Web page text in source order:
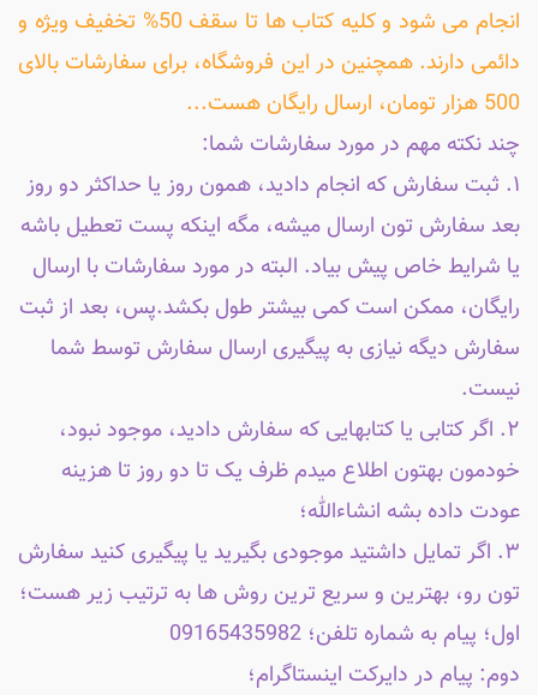
انجام می شود و کلیه کتاب ها تا سقف 50% تخفیف ویژه و
دائمی دارند. همچنین در این فروشگاه، برای سفارشات بالای
500 هزار تومان، ارسال رایگان هست...
چند نکته مهم در مورد سفارشات شما:
۱. ثبت سفارش که انجام دادید، همون روز یا حداکثر دو روز
بعد سفارش تون ارسال میشه، مگه اینکه پست تعطیل باشه
یا شرایط خاص پیش بیاد. البته در مورد سفارشات با ارسال
رایگان، ممکن است کمی بیشتر طول بکشد.پس، بعد از ثبت
سفارش دیگه نیازی به پیگیری ارسال سفارش توسط شما
نیست.
۲. اگر کتابی یا کتابهایی که سفارش دادید، موجود نبود،
خودمون بهتون اطلاع میدم ظرف یک تا دو روز تا هزینه
عودت داده بشه انشاءالله؛
۳. اگر تمایل داشتید موجودی بگیرید یا پیگیری کنید سفارش
تون رو، بهترین و سریع ترین روش ها به ترتیب زیر هست؛
اول؛ پیام به شماره تلفن؛ 09165435982
دوم: پیام در دایرکت اینستاگرام؛